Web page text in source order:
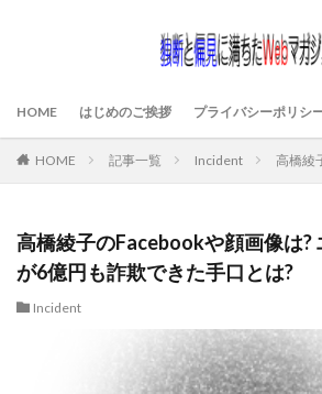
HOME はじめのご挨拶 プライバシーポリシ
HOME 記事一覧 Incident 高橋綾
高橋綾子のFacebookや顔画像は?
が6億円も詐欺できた手口とは?
Incident